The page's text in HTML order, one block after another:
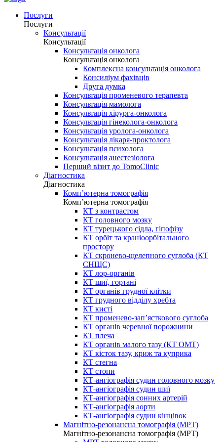
Послуги
Послуги
Консультації
Консультації
Консультація онколога
Консультація онколога
Комплексна консультація онколога
Консиліум фахівців
Друга думка
Консультація променевого терапевта
Консультація мамолога
Консультація хірурга-онколога
Консультація гінеколога-онколога
Консультація уролога-онколога
Консультація лікаря-проктолога
Консультація психолога
Консультація анестезіолога
Перший візит до TomoClinic
Діагностика
Діагностика
Комп’ютерна томографія
Комп’ютерна томографія
КТ з контрастом
КТ головного мозку
КТ турецького сідла, гіпофізу
КТ орбіт та краніоорбітального
простору
КТ скронево-щелепного суглоба (КТ
СНЩС)
КТ лор-органів
КТ шиї, гортані
КТ органів грудної клітки
КТ грудного відділу хребта
КТ кисті
КТ променево-зап’ясткового суглоба
КТ органів черевної порожнини
КТ плеча
КТ органів малого тазу (КТ ОМТ)
КТ кісток тазу, криж та куприка
КТ стегна
КТ стопи
КТ-ангіографія судин головного мозку
КТ-ангіографія судин шиї
КТ-ангіографія сонних артерій
КТ-ангіографія аорти
КТ-ангіографія судин кінцівок
Магнітно-резонансна томографія (МРТ)
Магнітно-резонансна томографія (МРТ)